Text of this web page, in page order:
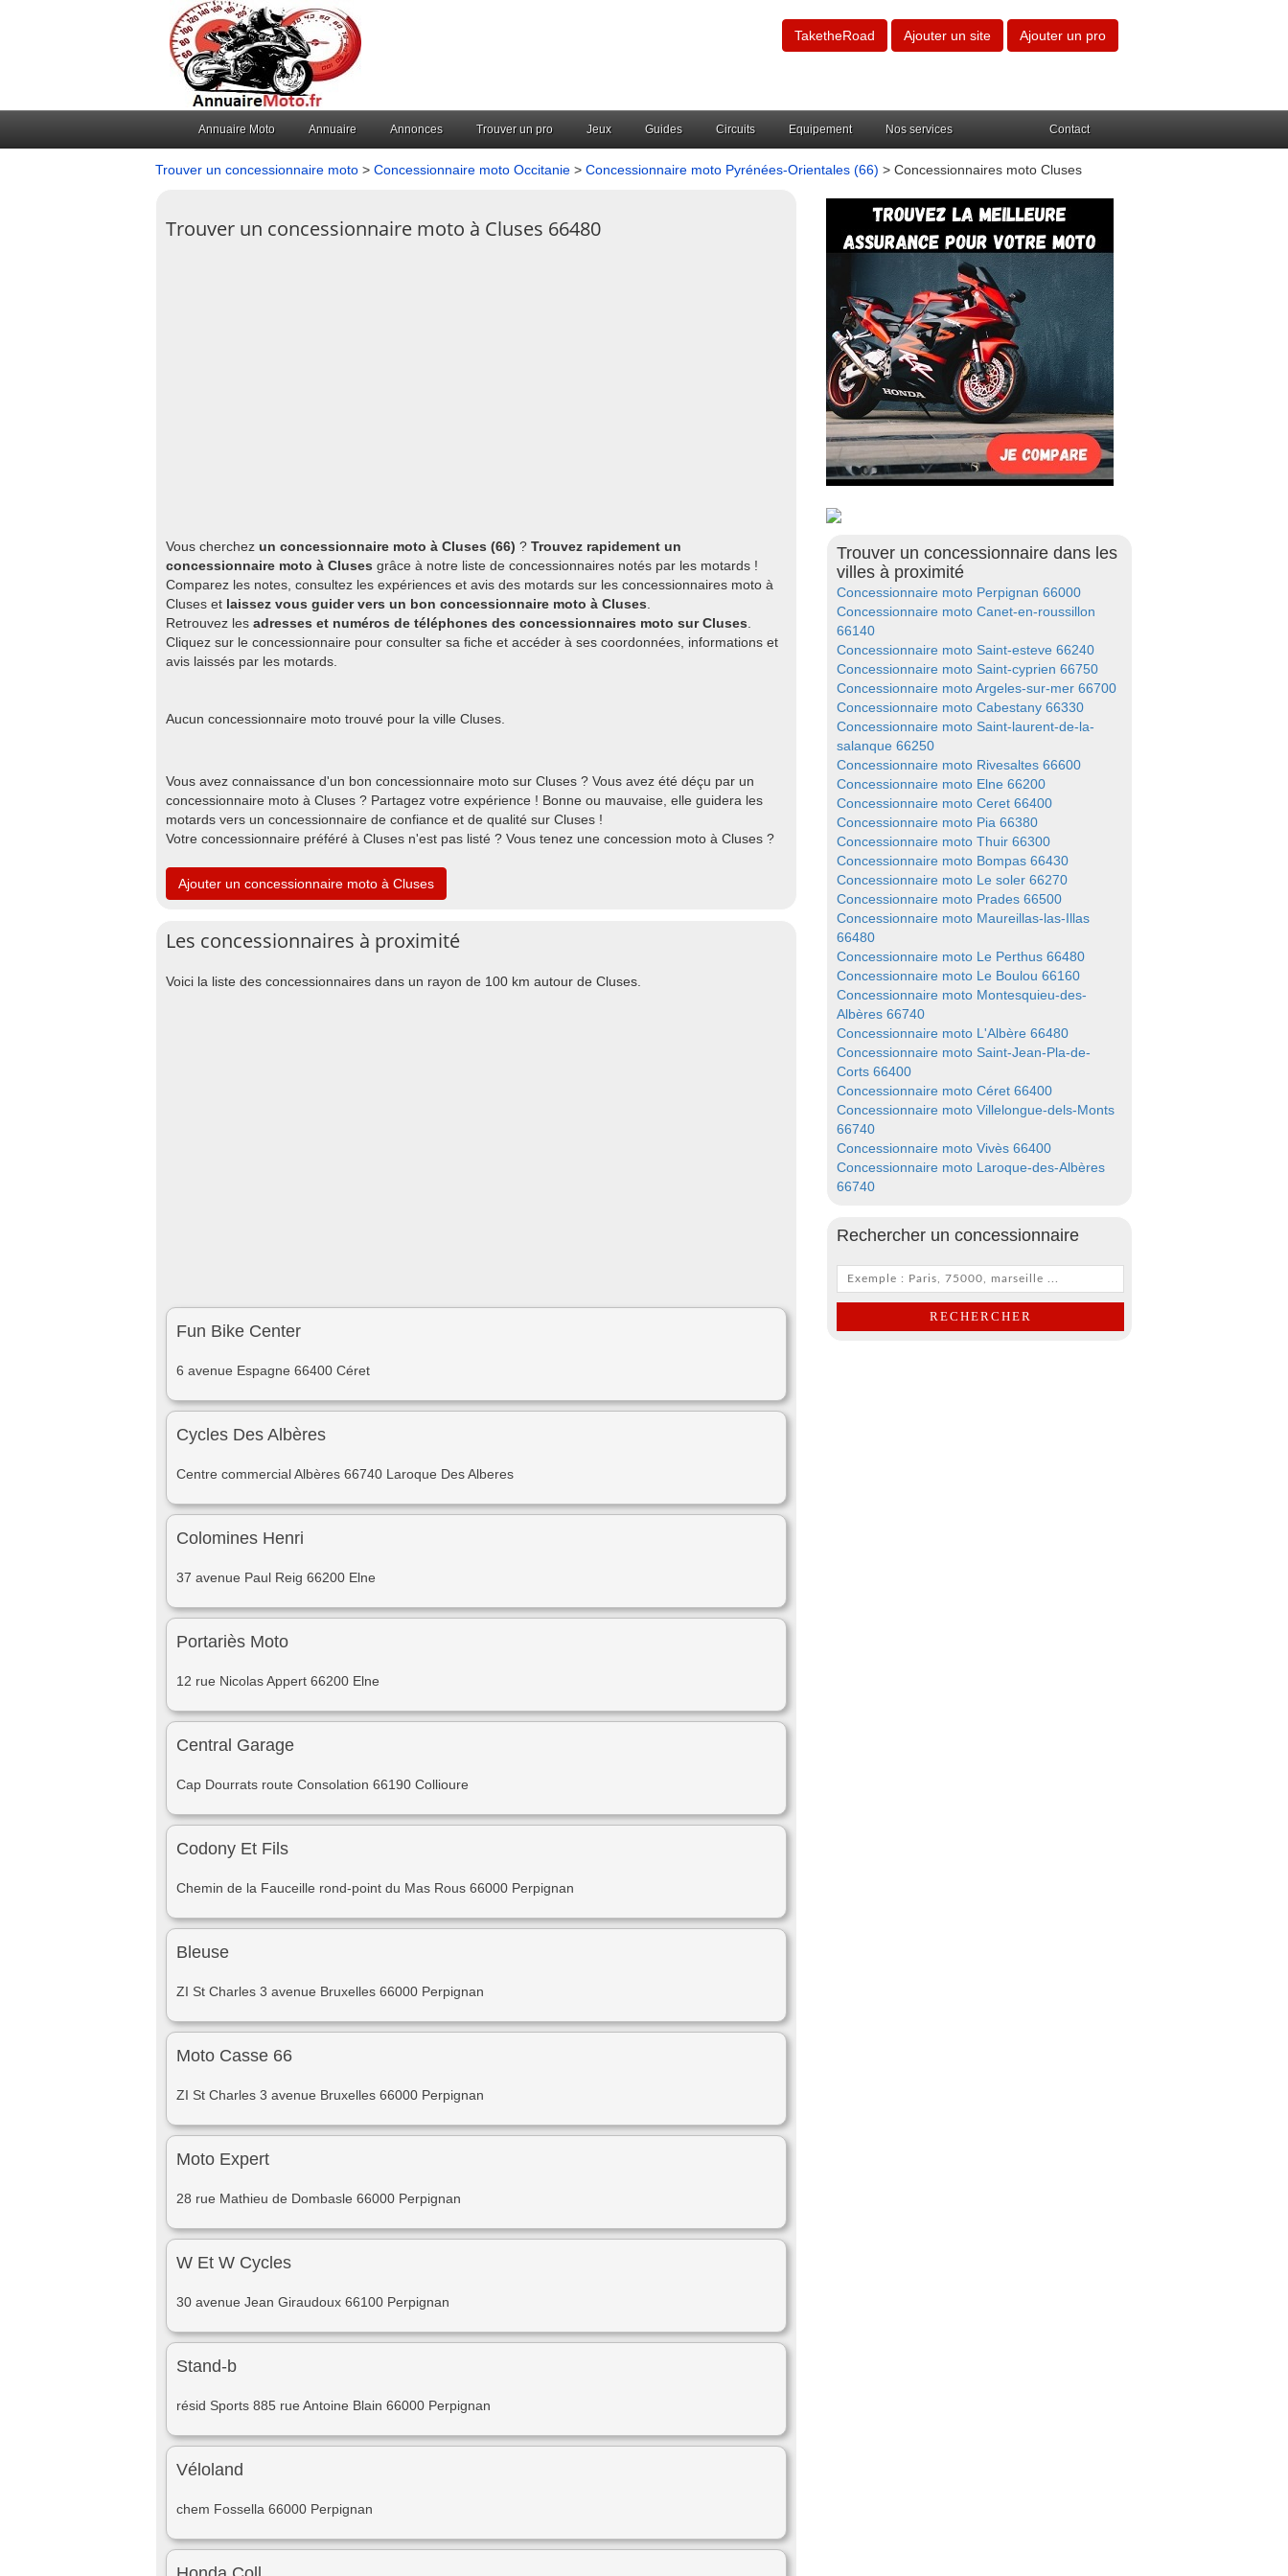
TaketheRoad Ajouter un site Ajouter un pro
Annuaire Moto Annuaire Annonces Trouver un pro Jeux Guides Circuits Equipement Nos services Contact
Trouver un concessionnaire moto > Concessionnaire moto Occitanie > Concessionnaire moto Pyrénées-Orientales (66) > Concessionnaires moto Cluses
Trouver un concessionnaire moto à Cluses 66480
Vous cherchez un concessionnaire moto à Cluses (66) ? Trouvez rapidement un
concessionnaire moto à Cluses grâce à notre liste de concessionnaires notés par les motards !
Comparez les notes, consultez les expériences et avis des motards sur les concessionnaires moto à
Cluses et laissez vous guider vers un bon concessionnaire moto à Cluses
Retrouvez les adresses et numéros de téléphones des concessionnaires moto sur Cluses
Cliquez sur le concessionnaire pour consulter sa fiche et accéder à ses coordonnées, informations et
avis laissés par les motards.
Aucun concessionnaire moto trouvé pour la ville Cluses.
Vous avez connaissance d'un bon concessionnaire moto sur Cluses ? Vous avez été déçu par un
concessionnaire moto à Cluses ? Partagez votre expérience ! Bonne ou mauvaise, elle guidera les
motards vers un concessionnaire de confiance et de qualité sur Cluses !
Votre concessionnaire préféré à Cluses n'est pas listé ? Vous tenez une concession moto à Cluses ?
Ajouter un concessionnaire moto à Cluses
Les concessionnaires à proximité
Voici la liste des concessionnaires dans un rayon de 100 km autour de Cluses.
Fun Bike Center
6 avenue Espagne 66400 Céret
Cycles Des Albères
Centre commercial Albères 66740 Laroque Des Alberes
Colomines Henri
37 avenue Paul Reig 66200 Elne
Portariès Moto
12 rue Nicolas Appert 66200 Elne
Central Garage
Cap Dourrats route Consolation 66190 Collioure
Codony Et Fils
Chemin de la Fauceille rond-point du Mas Rous 66000 Perpignan
Bleuse
ZI St Charles 3 avenue Bruxelles 66000 Perpignan
Moto Casse 66
ZI St Charles 3 avenue Bruxelles 66000 Perpignan
Moto Expert
28 rue Mathieu de Dombasle 66000 Perpignan
W Et W Cycles
30 avenue Jean Giraudoux 66100 Perpignan
Stand-b
résid Sports 885 rue Antoine Blain 66000 Perpignan
Véloland
chem Fossella 66000 Perpignan
Trouver un concessionnaire dans les
villes à proximité
Concessionnaire moto Perpignan 66000
Concessionnaire moto Canet-en-roussillon
66140
Concessionnaire moto Saint-esteve 66240
Concessionnaire moto Saint-cyprien 66750
Concessionnaire moto Argeles-sur-mer 66700
Concessionnaire moto Cabestany 66330
Concessionnaire moto Saint-laurent-de-la-
salanque 66250
Concessionnaire moto Rivesaltes 66600
Concessionnaire moto Elne 66200
Concessionnaire moto Ceret 66400
Concessionnaire moto Pia 66380
Concessionnaire moto Thuir 66300
Concessionnaire moto Bompas 66430
Concessionnaire moto Le soler 66270
Concessionnaire moto Prades 66500
Concessionnaire moto Maureillas-las-Illas
66480
Concessionnaire moto Le Perthus 66480
Concessionnaire moto Le Boulou 66160
Concessionnaire moto Montesquieu-des-
Albères 66740
Concessionnaire moto L'Albère 66480
Concessionnaire moto Saint-Jean-Pla-de-
Corts 66400
Concessionnaire moto Céret 66400
Concessionnaire moto Villelongue-dels-Monts
66740
Concessionnaire moto Vivès 66400
Concessionnaire moto Laroque-des-Albères
66740
Rechercher un concessionnaire